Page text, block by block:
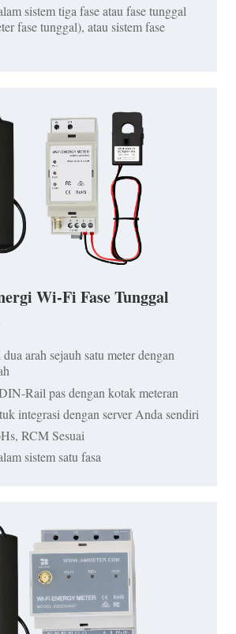
sistem tiga fase atau fase tunggal
fase tunggal), atau sistem fase
Wi-Fi Fase Tunggal
arah sejauh satu meter dengan
Rail pas dengan kotak meteran
integrasi dengan server Anda sendiri
RCM Sesuai
sistem satu fasa